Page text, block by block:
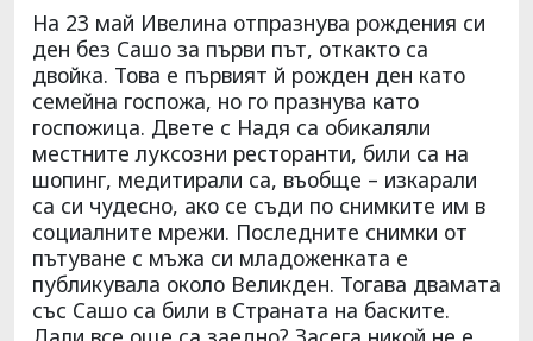
На 23 май Ивелина отпразнува рождения си
ден без Сашо за първи път, откакто са
двойка. Това е първият й рожден ден като
семейна госпожа, но го празнува като
госпожица. Двете с Надя са обикаляли
местните луксозни ресторанти, били са на
шопинг, медитирали са, въобще – изкарали
са си чудесно, ако се съди по снимките им в
социалните мрежи. Последните снимки от
пътуване с мъжа си младоженката е
публикувала около Великден. Тогава двамата
със Сашо са били в Страната на баските.